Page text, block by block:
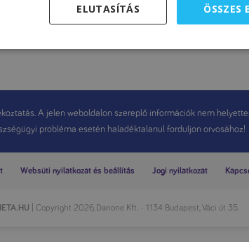
A jelen weboldalon szereplő információk nem
probléma esetén haladéktalanul forduljon orvosához!
Websüti nyilatkozat és beállítás Jogi nyilatkozat
| Copyright 2026, Danone Kft. - 1134 Budapest, Váci út 35.
ÖSSZES
ELUTASÍTÁS